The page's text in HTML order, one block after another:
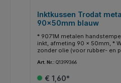
Inktkussen Trodat
90x50mm blauw
* 9071M metalen
inkt, afmeting 90 x 50mm, *
zonder olie (voor rubber- en
kleurintensieve afdrukken.
Art. Nr.: Q1399366
€ 1,60*